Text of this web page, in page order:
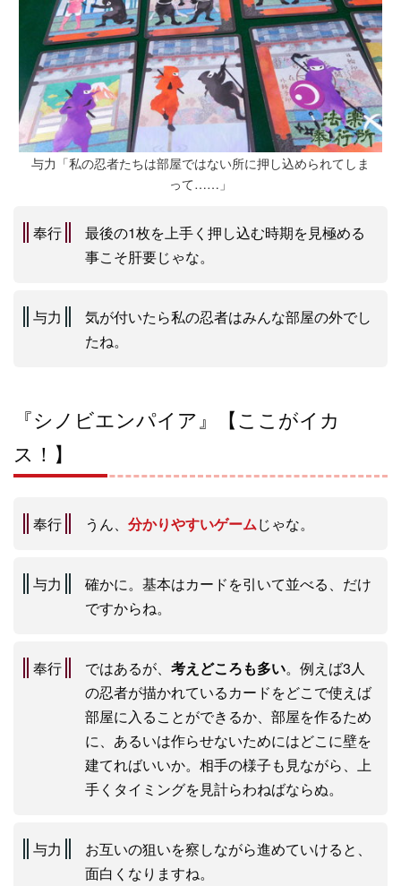
与力「私の忍者たちは部屋ではない所に押し込められてしま
って……」
奉行
最後の1枚を上手く押し込む時期を見極める
事こそ肝要じゃな。
与力
気が付いたら私の忍者はみんな部屋の外でし
たね。
『シノビエンパイア』【ここがイカ
ス！】
奉行 うん、 分かりやすいゲームじゃな。
与力
確かに。基本はカードを引いて並べる、だけ
ですからね。
奉行 ではあるが、 考えどころも多い。例えば3人
の忍者が描かれているカードをどこで使えば
部屋に入ることができるか、部屋を作るため
に、あるいは作らせないためにはどこに壁を
建てればいいか。相手の様子も見ながら、上
手くタイミングを見計らわねばならぬ。
与力
お互いの狙いを察しながら進めていけると、
面白くなりますね。